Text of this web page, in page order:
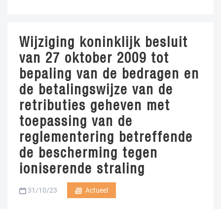
Wijziging koninklijk besluit
van 27 oktober 2009 tot
bepaling van de bedragen en
de betalingswijze van de
retributies geheven met
toepassing van de
reglementering betreffende
de bescherming tegen
ioniserende straling
31/10/23 Actueel